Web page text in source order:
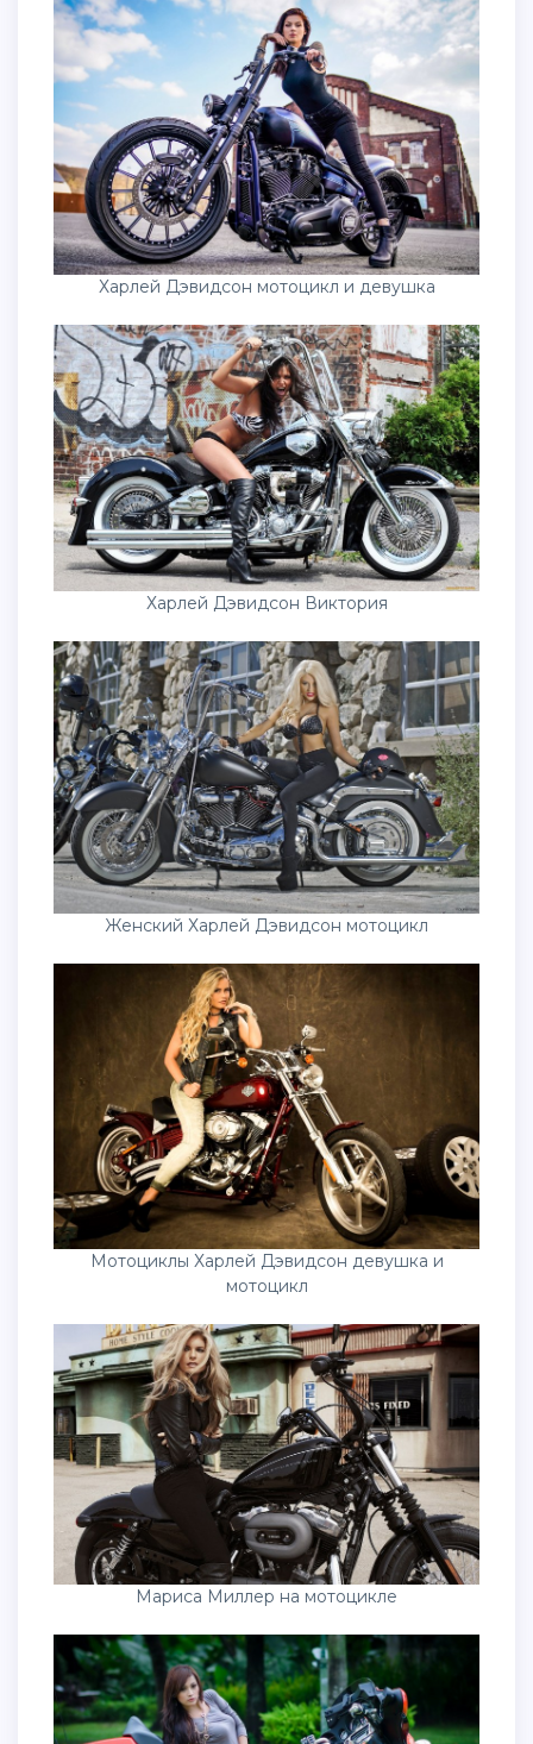
Харлей Дэвидсон мотоцикл и девушка
Харлей Дэвидсон Виктория
Женский Харлей Дэвидсон мотоцикл
Мотоциклы Харлей Дэвидсон девушка и
мотоцикл
Мариса Миллер на мотоцикле